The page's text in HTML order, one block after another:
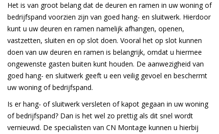
Het is van groot belang dat de deuren en ramen in uw woning of
bedrijfspand voorzien zijn van goed hang- en sluitwerk. Hierdoor
kunt u uw deuren en ramen namelijk afhangen, openen,
vastzetten, sluiten en op slot doen. Vooral het op slot kunnen
doen van uw deuren en ramen is belangrijk, omdat u hiermee
ongewenste gasten buiten kunt houden. De aanwezigheid van
goed hang- en sluitwerk geeft u een veilig gevoel en beschermt
uw woning of bedrijfspand.
Is er hang- of sluitwerk versleten of kapot gegaan in uw woning
of bedrijfspand? Dan is het wel zo prettig als dit snel wordt
vernieuwd. De specialisten van CN Montage kunnen u hierbij